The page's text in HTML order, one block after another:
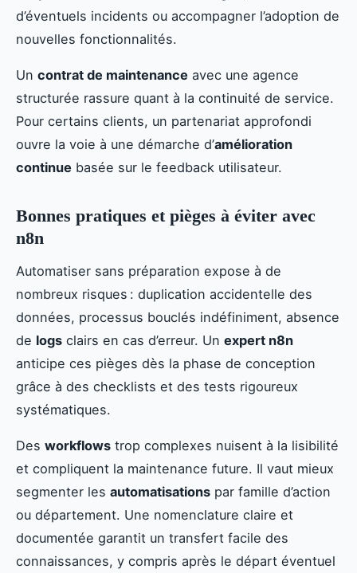
d’éventuels incidents ou accompagner l’adoption de
nouvelles fonctionnalités.
Un contrat de maintenance avec une agence
structurée rassure quant à la continuité de service.
Pour certains clients, un partenariat approfondi
ouvre la voie à une démarche d’amélioration
continue basée sur le feedback utilisateur.
Bonnes pratiques et pièges à éviter avec
n8n
Automatiser sans préparation expose à de
nombreux risques : duplication accidentelle des
données, processus bouclés indéfiniment, absence
de logs clairs en cas d’erreur. Un expert n8n
anticipe ces pièges dès la phase de conception
grâce à des checklists et des tests rigoureux
systématiques.
Des workflows trop complexes nuisent à la lisibilité
et compliquent la maintenance future. Il vaut mieux
segmenter les automatisations par famille d’action
ou département. Une nomenclature claire et
documentée garantit un transfert facile des
connaissances, y compris après le départ éventuel